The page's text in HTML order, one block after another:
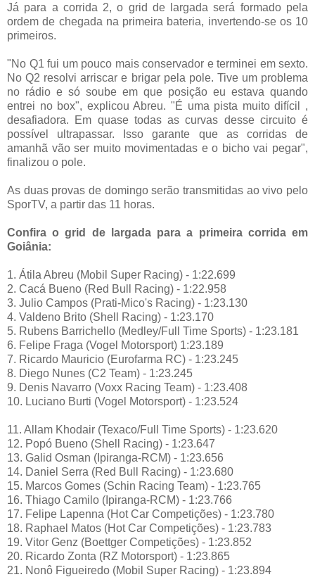
Já para a corrida 2, o grid de largada será formado pela
ordem de chegada na primeira bateria, invertendo-se os 10
primeiros.
"No Q1 fui um pouco mais conservador e terminei em sexto.
No Q2 resolvi arriscar e brigar pela pole. Tive um problema
no rádio e só soube em que posição eu estava quando
entrei no box", explicou Abreu. "É uma pista muito difícil ,
desafiadora. Em quase todas as curvas desse circuito é
possível ultrapassar. Isso garante que as corridas de
amanhã vão ser muito movimentadas e o bicho vai pegar",
finalizou o pole.
As duas provas de domingo serão transmitidas ao vivo pelo
SporTV, a partir das 11 horas.
Confira o grid de largada para a primeira corrida em
Goiânia:
1. Átila Abreu (Mobil Super Racing) - 1:22.699
2. Cacá Bueno (Red Bull Racing) - 1:22.958
3. Julio Campos (Prati-Mico's Racing) - 1:23.130
4. Valdeno Brito (Shell Racing) - 1:23.170
5. Rubens Barrichello (Medley/Full Time Sports) - 1:23.181
6. Felipe Fraga (Vogel Motorsport) 1:23.189
7. Ricardo Mauricio (Eurofarma RC) - 1:23.245
8. Diego Nunes (C2 Team) - 1:23.245
9. Denis Navarro (Voxx Racing Team) - 1:23.408
10. Luciano Burti (Vogel Motorsport) - 1:23.524
11. Allam Khodair (Texaco/Full Time Sports) - 1:23.620
12. Popó Bueno (Shell Racing) - 1:23.647
13. Galid Osman (Ipiranga-RCM) - 1:23.656
14. Daniel Serra (Red Bull Racing) - 1:23.680
15. Marcos Gomes (Schin Racing Team) - 1:23.765
16. Thiago Camilo (Ipiranga-RCM) - 1:23.766
17. Felipe Lapenna (Hot Car Competições) - 1:23.780
18. Raphael Matos (Hot Car Competições) - 1:23.783
19. Vitor Genz (Boettger Competições) - 1:23.852
20. Ricardo Zonta (RZ Motorsport) - 1:23.865
21. Nonô Figueiredo (Mobil Super Racing) - 1:23.894